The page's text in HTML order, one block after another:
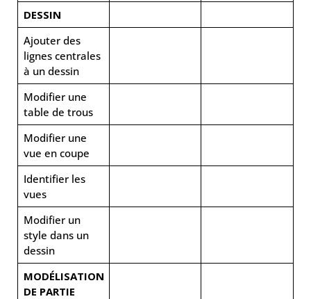
DESSIN
Ajouter des
lignes centrales
à un dessin
Modifier une
table de trous
Modifier une
vue en coupe
Identifier les
vues
Modifier un
style dans un
dessin
MODÉLISATION
DE PARTIE